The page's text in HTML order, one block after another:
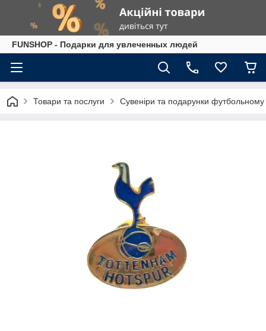
FUNSHOP - Подарки для увлеченных людей
Товари та послуги Сувеніри та подарунки